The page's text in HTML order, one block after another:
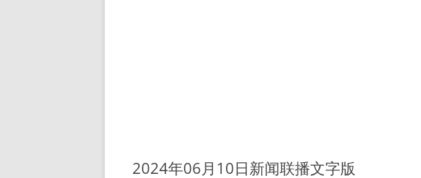
2024年06月10日新闻联播文字版